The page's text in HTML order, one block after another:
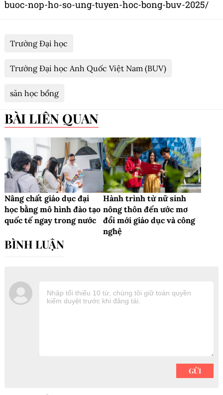
buoc-nop-ho-so-ung-tuyen-hoc-bong-buv-2025/
Trường Đại học
Trường Đại học Anh Quốc Việt Nam (BUV)
săn học bổng
BÀI LIÊN QUAN
Nâng chất giáo dục đại
học bằng mô hình đào tạo
quốc tế ngay trong nước
Hành trình từ nữ sinh
nông thôn đến ước mơ
đổi mới giáo dục và công
nghệ